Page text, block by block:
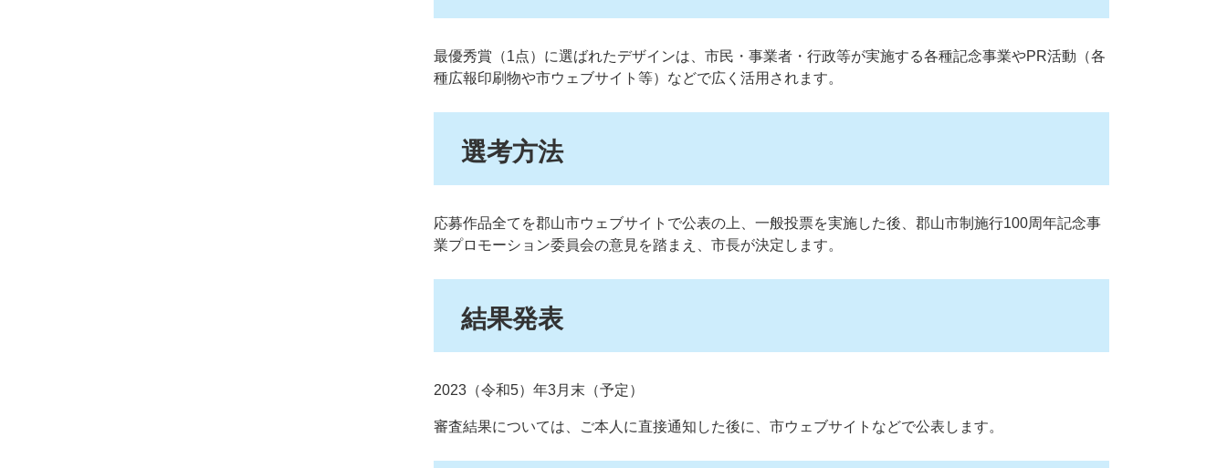
最優秀賞（1点）に選ばれたデザインは、市民・事業者・行政等が実施する各種記念事業やPR活動（各
種広報印刷物や市ウェブサイト等）などで広く活用されます。
選考方法
応募作品全てを郡山市ウェブサイトで公表の上、一般投票を実施した後、郡山市制施行100周年記念事
業プロモーション委員会の意見を踏まえ、市長が決定します。
結果発表
2023（令和5）年3月末（予定）
審査結果については、ご本人に直接通知した後に、市ウェブサイトなどで公表します。